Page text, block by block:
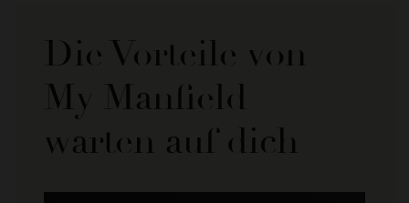
Die Vorteile von
My Manfield
warten auf dich